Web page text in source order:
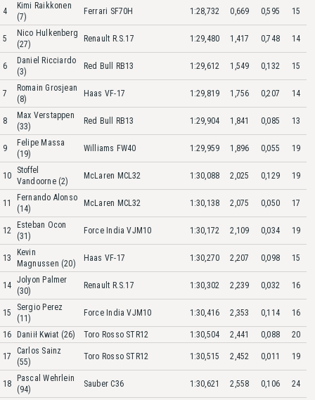
4
Kimi Raikkonen
(7)
Ferrari SF70H 1:28,732 0,669 0,595 15
5
Nico Hulkenberg
(27)
Renault R.S.17 1:29,480 1,417 0,748 14
6
Daniel Ricciardo
(3)
Red Bull RB13 1:29,612 1,549 0,132 15
7
Romain Grosjean
(8)
Haas VF-17 1:29,819 1,756 0,207 14
8
Max Verstappen
(33)
Red Bull RB13 1:29,904 1,841 0,085 13
9
Felipe Massa
(19)
Williams FW40 1:29,959 1,896 0,055 19
10
Stoffel
Vandoorne (2)
McLaren MCL32 1:30,088 2,025 0,129 19
11
Fernando Alonso
(14)
McLaren MCL32 1:30,138 2,075 0,050 17
12
Esteban Ocon
(31)
Force India VJM10 1:30,172 2,109 0,034 19
13
Kevin
Magnussen (20)
Haas VF-17 1:30,270 2,207 0,098 15
14
Jolyon Palmer
(30)
Renault R.S.17 1:30,302 2,239 0,032 16
15
Sergio Perez
(11)
Force India VJM10 1:30,416 2,353 0,114 16
16 Daniił Kwiat (26) Toro Rosso STR12 1:30,504 2,441 0,088 20
17
Carlos Sainz
(55)
Toro Rosso STR12 1:30,515 2,452 0,011 19
18
Pascal Wehrlein
(94)
Sauber C36 1:30,621 2,558 0,106 24